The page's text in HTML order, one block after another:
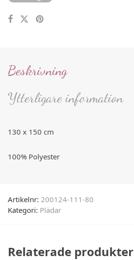
Beskrivning
Ytterligare information
130 x 150 cm
100% Polyester
Artikelnr: 200124-111-80
Kategori: Plädar
Relaterade produkter